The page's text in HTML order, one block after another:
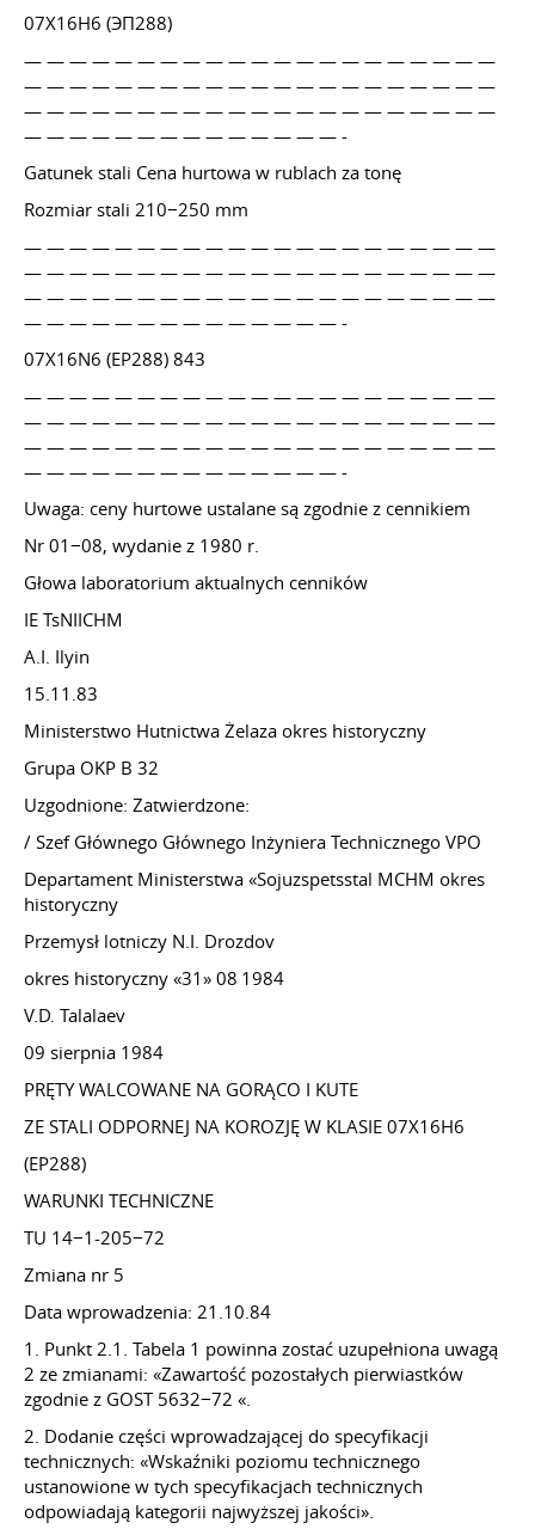
07Х16Н6 (ЭП288)
— — — — — — — — — — — — — — — — — — — — —
— — — — — — — — — — — — — — — — — — — — —
— — — — — — — — — — — — — — — — — — — — —
— — — — — — — — — — — — — — -
Gatunek stali Cena hurtowa w rublach za tonę
Rozmiar stali 210−250 mm
— — — — — — — — — — — — — — — — — — — — —
— — — — — — — — — — — — — — — — — — — — —
— — — — — — — — — — — — — — — — — — — — —
— — — — — — — — — — — — — — -
07X16N6 (EP288) 843
— — — — — — — — — — — — — — — — — — — — —
— — — — — — — — — — — — — — — — — — — — —
— — — — — — — — — — — — — — — — — — — — —
— — — — — — — — — — — — — — -
Uwaga: ceny hurtowe ustalane są zgodnie z cennikiem
Nr 01−08, wydanie z 1980 r.
Głowa laboratorium aktualnych cenników
IE TsNIICHM
A.I. Ilyin
15.11.83
Ministerstwo Hutnictwa Żelaza okres historyczny
Grupa OKP B 32
Uzgodnione: Zatwierdzone:
/ Szef Głównego Głównego Inżyniera Technicznego VPO
Departament Ministerstwa «Sojuzspetsstal MCHM okres
historyczny
Przemysł lotniczy N.I. Drozdov
okres historyczny «31» 08 1984
V.D. Talalaev
09 sierpnia 1984
PRĘTY WALCOWANE NA GORĄCO I KUTE
ZE STALI ODPORNEJ NA KOROZJĘ W KLASIE 07Х16Н6
(EP288)
WARUNKI TECHNICZNE
TU 14−1-205−72
Zmiana nr 5
Data wprowadzenia: 21.10.84
1. Punkt 2.1. Tabela 1 powinna zostać uzupełniona uwagą
2 ze zmianami: «Zawartość pozostałych pierwiastków
zgodnie z GOST 5632−72 «.
2. Dodanie części wprowadzającej do specyfikacji
technicznych: «Wskaźniki poziomu technicznego
ustanowione w tych specyfikacjach technicznych
odpowiadają kategorii najwyższej jakości».